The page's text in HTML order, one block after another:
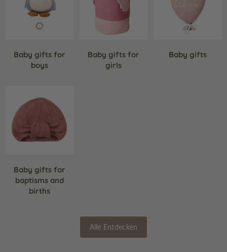
Baby gifts for
boys
Baby gifts for
girls
Baby gifts
Baby gifts for
baptisms and
births
Alle Entdecken